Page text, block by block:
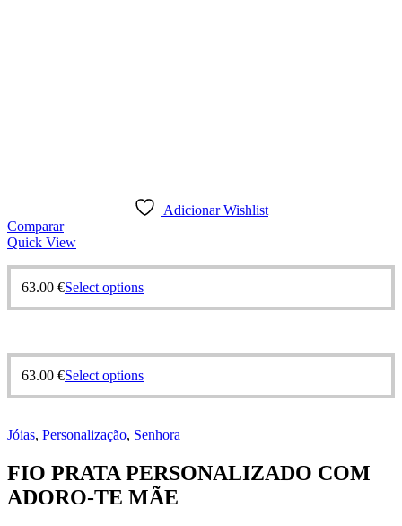
Adicionar Wishlist
Comparar
Quick View
63.00 €Select options
63.00 €Select options
Jóias, Personalização, Senhora
FIO PRATA PERSONALIZADO COM
ADORO-TE MÃE